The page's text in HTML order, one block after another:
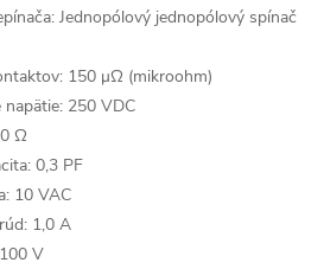
Jednopólový jednopólový spínač
150 μΩ (mikroohm)
napätie: 250 VDC
Ω
0,3 PF
10 VAC
1,0 A
V